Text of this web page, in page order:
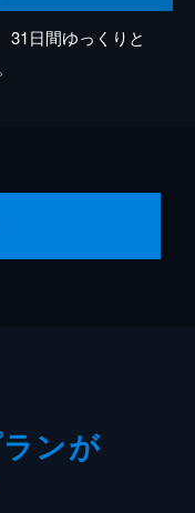
31日間ゆっくりと
ンが